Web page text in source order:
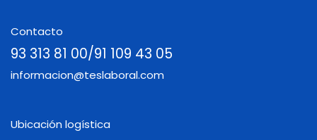
Contacto
93 313 81 00/91 109 43 05
informacion@teslaboral.com
Ubicación logística